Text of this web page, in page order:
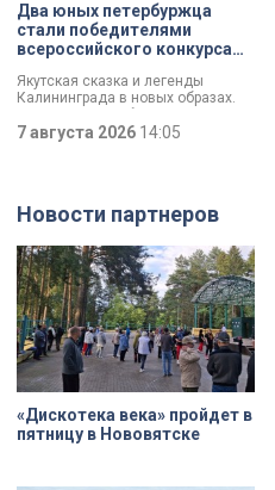
который не имеет ничего общего с
вандализмом.
Два юных петербуржца
стали победителями
всероссийского конкурса
Якутская сказка и легенды
Калининграда в новых образах.
Два юных петербуржца стали
победителями всероссийского
конкурса «Моя страна — моя
народным сюжетам.
7 августа 2026 14:05
Новости партнеров
«Дискотека века» пройдет в
пятницу в Нововятске